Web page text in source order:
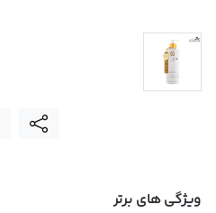
ویژگی های برتر